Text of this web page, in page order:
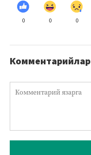
0 0 0
Комментарийлар